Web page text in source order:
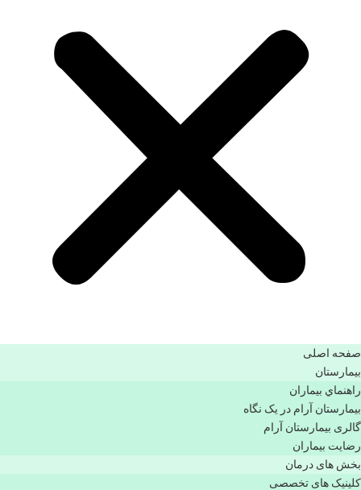
صفحه اصلی
بيمارستان
راهنماي بیماران
بیمارستان آرام در یک نگاه
گالری بیمارستان آرام
رضایت بیماران
بخش های درمان
کلینیک های تخصصی